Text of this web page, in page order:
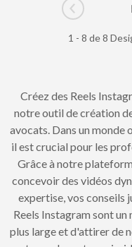
Go to
1 - 8 de 8
Créez des Reels
notre outil de création
avocats. Dans un monde
il est crucial pour les
Grâce à notre
concevoir des vidéos
expertise, vos conseils
Reels Instagram sont
plus large et d'attirer de